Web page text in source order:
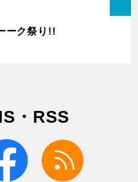
ーク祭り!!
・RSS
facebook